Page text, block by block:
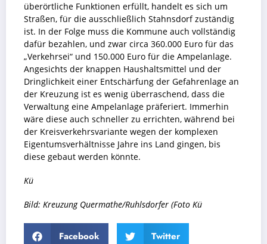
überörtliche Funktionen erfüllt, handelt es sich um
Straßen, für die ausschließlich Stahnsdorf zuständig
ist. In der Folge muss die Kommune auch vollständig
dafür bezahlen, und zwar circa 360.000 Euro für das
„Verkehrsei“ und 150.000 Euro für die Ampelanlage.
Angesichts der knappen Haushaltsmittel und der
Dringlichkeit einer Entschärfung der Gefahrenlage an
der Kreuzung ist es wenig überraschend, dass die
Verwaltung eine Ampelanlage präferiert. Immerhin
wäre diese auch schneller zu errichten, während bei
der Kreisverkehrsvariante wegen der komplexen
Eigentumsverhältnisse Jahre ins Land gingen, bis
diese gebaut werden könnte.
Kü
Bild: Kreuzung Quermathe/Ruhlsdorfer (Foto Kü
Facebook Twitter